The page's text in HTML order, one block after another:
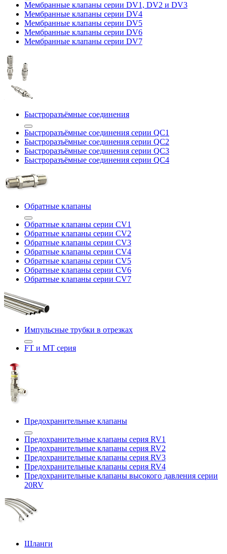
Мембранные клапаны серии DV1, DV2 и DV3
Мембранные клапаны серии DV4
Мембранные клапаны серии DV5
Мембранные клапаны серии DV6
Мембранные клапаны серии DV7
Быстроразъёмные соединения
Быстроразъёмные соединения серии QC1
Быстроразъёмные соединения серии QC2
Быстроразъёмные соединения серии QC3
Быстроразъёмные соединения серии QC4
Обратные клапаны
Обратные клапаны серии CV1
Обратные клапаны серии CV2
Обратные клапаны серии CV3
Обратные клапаны серии CV4
Обратные клапаны серии CV5
Обратные клапаны серии CV6
Обратные клапаны серии CV7
Импульсные трубки в отрезках
FT и MT серия
Предохранительные клапаны
Предохранительные клапаны серия RV1
Предохранительные клапаны серия RV2
Предохранительные клапаны серия RV3
Предохранительные клапаны серия RV4
Предохранительные клапаны высокого давления серии
20RV
Шланги